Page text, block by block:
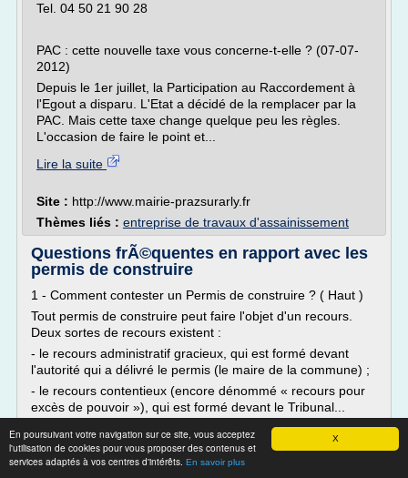
X
En poursuivant votre navigation sur ce site, vous acceptez
l'utilisation de cookies pour vous proposer des contenus et
services adaptés à vos centres d'intérêts. En savoir plus
Tel. 04 50 21 90 28
PAC : cette nouvelle taxe vous concerne-t-elle ? (07-07-
2012)
Depuis le 1er juillet, la Participation au Raccordement à
l'Egout a disparu. L'Etat a décidé de la remplacer par la
PAC. Mais cette taxe change quelque peu les règles.
L'occasion de faire le point et...
Lire la suite
Site : http://www.mairie-prazsurarly.fr
Thèmes liés : entreprise de travaux d'assainissement
Questions frÃ©quentes en rapport avec les
permis de construire
1 - Comment contester un Permis de construire ? ( Haut )
Tout permis de construire peut faire l'objet d'un recours.
Deux sortes de recours existent :
- le recours administratif gracieux, qui est formé devant
l'autorité qui a délivré le permis (le maire de la commune) ;
- le recours contentieux (encore dénommé « recours pour
excès de pouvoir »), qui est formé devant le Tribunal...
Lire la suite
Site :